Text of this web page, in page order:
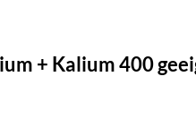
+ Kalium 400